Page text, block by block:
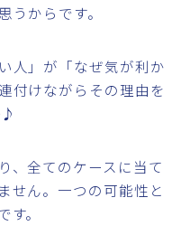
うからです。
人」が「なぜ気が利か
付けながらその理由を
、全てのケースに当て
せん。一つの可能性と
。